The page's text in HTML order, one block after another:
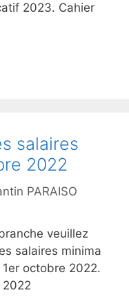
2023. Cahier
salaires
2022
PARAISO
veuillez
salaires minima
octobre 2022.
2022